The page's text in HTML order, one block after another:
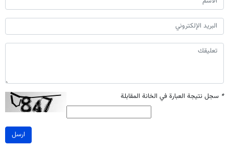
* سجل نتيجة العبارة في الخانة المقابلة
ارسل